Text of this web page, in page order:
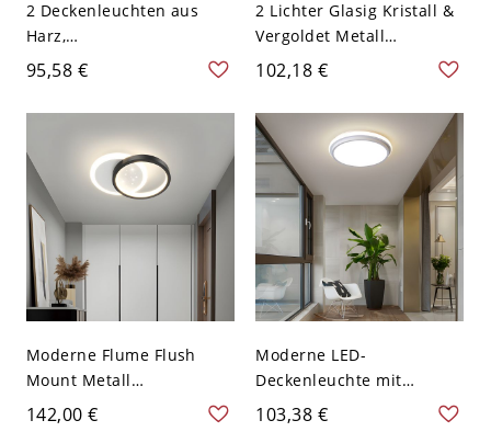
2 Deckenleuchten aus
Harz,
Halbflächenmontage, 110-
120V, Mond, Kaffee/Rot
95,58 €
2 Lichter Glasig Kristall &
Vergoldet Metall
Deckenbeleuchtung
Angepasst für
LED/Glühlampe/Fluoreszie
rend für Wohnnutzung,
110V-120V, Rund
102,18 €
Moderne Flume Flush
Mount Metall
Deckenleuchten mit
weißem Acrylschirm und
142,00 €
Moderne LED-
Deckenleuchte mit
weißem Acrylschirm -
Weiß 110V-120V Weißlicht
103,38 €